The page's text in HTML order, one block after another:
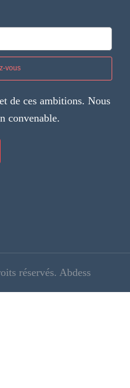
vous
de ces ambitions. Nous
convenable.
réservés. Abdess